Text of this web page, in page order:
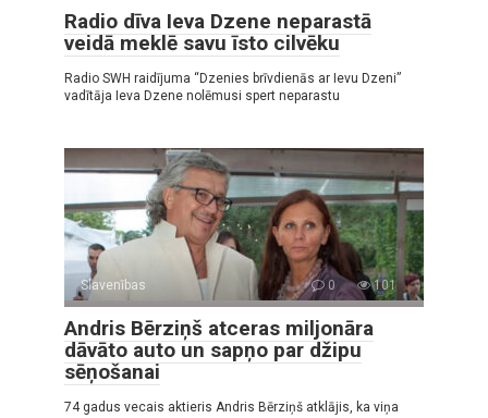
Radio dīva Ieva Dzene neparastā
veidā meklē savu īsto cilvēku
Radio SWH raidījuma “Dzenies brīvdienās ar Ievu Dzeni”
vadītāja Ieva Dzene nolēmusi spert neparastu
Slavenības 0 101
Andris Bērziņš atceras miljonāra
dāvāto auto un sapņo par džipu
sēņošanai
74 gadus vecais aktieris Andris Bērziņš atklājis, ka viņa